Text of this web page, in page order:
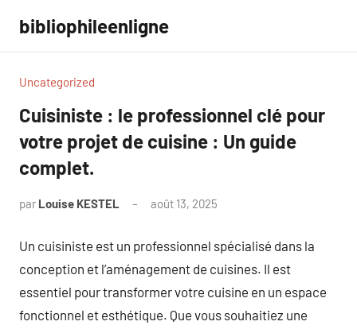
contenu
bibliophileenligne
Uncategorized
Cuisiniste : le professionnel clé pour
votre projet de cuisine : Un guide
complet.
par Louise KESTEL août 13, 2025
Un cuisiniste est un professionnel spécialisé dans la
conception et l’aménagement de cuisines. Il est
essentiel pour transformer votre cuisine en un espace
fonctionnel et esthétique. Que vous souhaitiez une